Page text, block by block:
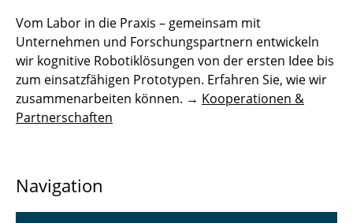
Vom Labor in die Praxis – gemeinsam mit
Unternehmen und Forschungspartnern entwickeln
wir kognitive Robotiklösungen von der ersten Idee bis
zum einsatzfähigen Prototypen. Erfahren Sie, wie wir
zusammenarbeiten können. → Kooperationen &
Partnerschaften
Navigation